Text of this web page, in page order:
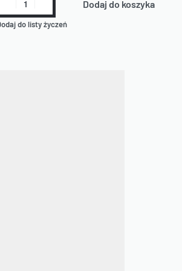
Dodaj do koszyka
do listy życzeń